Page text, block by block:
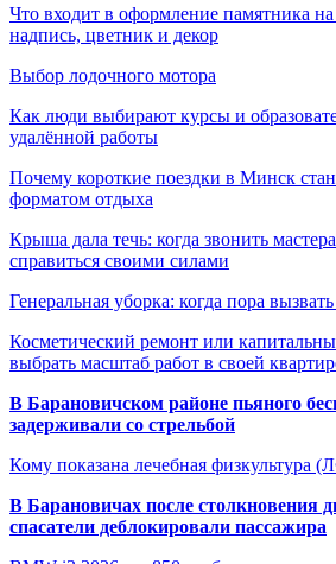
Что входит в оформление памятника
надпись, цветник и декор
Выбор лодочного мотора
Как люди выбирают курсы и
удалённой работы
Почему короткие поездки в Минск
форматом отдыха
Крыша дала течь: когда звонить
справиться своими силами
Генеральная уборка: когда пора
Косметический ремонт или
выбрать масштаб работ в своей
В Барановичском районе пьяного
задерживали со стрельбой
Кому показана лечебная физкультура
В Барановичах после столкновения
спасатели деблокировали пассажира